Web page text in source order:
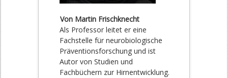
Von Martin Frischknecht
Als Professor leitet er eine
Fachstelle für neurobiologische
Präventionsforschung und ist
Autor von Studien und
Fachbüchern zur Hirnentwicklung.